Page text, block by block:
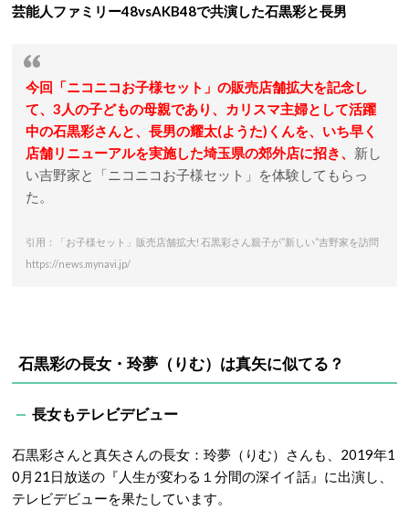
芸能人ファミリー48vsAKB48で共演した石黒彩と長男
今回「ニコニコお子様セット」の販売店舗拡大を記念し
て、3人の子どもの母親であり、カリスマ主婦として活躍
中の石黒彩さんと、長男の耀太(ようた)くんを、いち早く
店舗リニューアルを実施した埼玉県の郊外店に招き、 新し
い吉野家と「ニコニコお子様セット」を体験してもらっ
た。
引用：「お子様セット」販売店舗拡大! 石黒彩さん親子が“新しい”吉野家を訪問
https://news.mynavi.jp/
石黒彩の長女・玲夢（りむ）は真矢に似てる？
長女もテレビデビュー
石黒彩さんと真矢さんの長女：玲夢（りむ）さんも、2019年1
0月21日放送の『人生が変わる１分間の深イイ話』に出演し、
テレビデビューを果たしています。